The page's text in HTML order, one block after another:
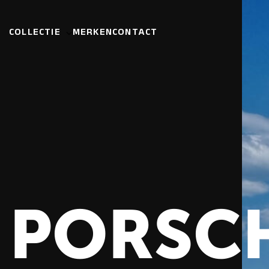
COLLECTIE MERKENCONTACT